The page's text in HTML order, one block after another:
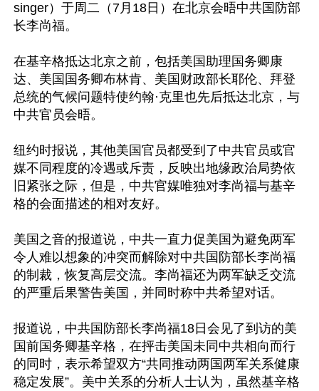
singer）于周二（7月18日）在北京会晤中共国防部
长李尚福。
在基辛格抵达北京之前，包括美国助理国务卿康
达、美国国务卿布林肯、美国财政部长耶伦、拜登
总统的气候问题特使约翰·克里也先后抵达北京，与
中共官员会晤。
纽约时报说，其他美国官员都受到了中共官员或官
媒不同程度的冷遇或斥责，反映出地缘政治局势依
旧紧张之际，但是，中共官媒唯独对李尚福与基辛
格的会面描述的相对友好。
美国之音的报道说，中共一直力促美国为避免两军
令人难以想象的冲突而解除对中共国防部长李尚福
的制裁，恢复高层交流。李尚福还为两军缺乏交流
的严重后果警告美国，并同时称中共希望对话。
报道说，中共国防部长李尚福18日会见了到访的美
国前国务卿基辛格，在抨击美国未同中共相向而行
的同时，表示希望双方“共同推动两国两军关系健康
稳定发展”。美中关系的分析人士认为，虽然基辛格